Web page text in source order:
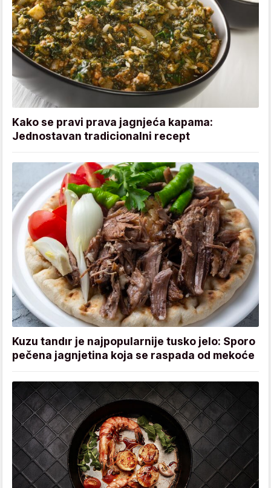
Kako se pravi prava jagnjeća kapama:
Jednostavan tradicionalni recept
Kuzu tandır je najpopularnije tusko jelo: Sporo
pečena jagnjetina koja se raspada od mekoće